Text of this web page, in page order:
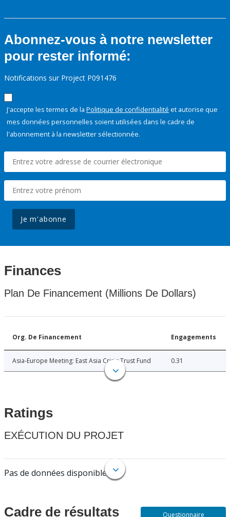
Abonnez-vous à notre newsletter
pour rester informé:
Notifications sur Project P091476
J'accepte les termes de la Politique de confidentialité et autorise que
mes données personnelles soient utilisées dans le cadre de
l'abonnement à la newsletter sélectionnée.
Je m'abonne
Finances
Plan De Financement (Millions De Dollars)
Org. De Financement Engagements
Asia-Europe Meeting: East Asia Crisis Trust Fund 0.31
Ratings
EXÉCUTION DU PROJET
Pas de données disponibles.
Cadre de résultats Questionnaire